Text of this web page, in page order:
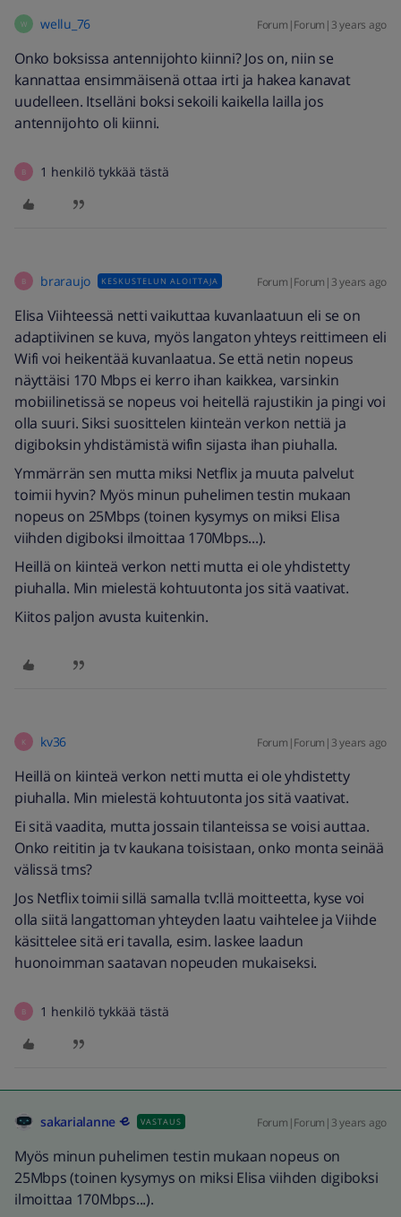
W wellu_76 Forum|Forum|3 years ago
Onko boksissa antennijohto kiinni? Jos on, niin se
kannattaa ensimmäisenä ottaa irti ja hakea kanavat
uudelleen. Itselläni boksi sekoili kaikella lailla jos
antennijohto oli kiinni.
B 1 henkilö tykkää tästä
B braraujo KESKUSTELUN ALOITTAJA Forum|Forum|3 years ago
Elisa Viihteessä netti vaikuttaa kuvanlaatuun eli se on
adaptiivinen se kuva, myös langaton yhteys reittimeen eli
Wifi voi heikentää kuvanlaatua. Se että netin nopeus
näyttäisi 170 Mbps ei kerro ihan kaikkea, varsinkin
mobiilinetissä se nopeus voi heitellä rajustikin ja pingi voi
olla suuri. Siksi suosittelen kiinteän verkon nettiä ja
digiboksin yhdistämistä wifin sijasta ihan piuhalla.
Ymmärrän sen mutta miksi Netflix ja muuta palvelut
toimii hyvin? Myös minun puhelimen testin mukaan
nopeus on 25Mbps (toinen kysymys on miksi Elisa
viihden digiboksi ilmoittaa 170Mbps...).
Heillä on kiinteä verkon netti mutta ei ole yhdistetty
piuhalla. Min mielestä kohtuutonta jos sitä vaativat.
Kiitos paljon avusta kuitenkin.
K kv36 Forum|Forum|3 years ago
Heillä on kiinteä verkon netti mutta ei ole yhdistetty
piuhalla. Min mielestä kohtuutonta jos sitä vaativat.
Ei sitä vaadita, mutta jossain tilanteissa se voisi auttaa.
Onko reititin ja tv kaukana toisistaan, onko monta seinää
välissä tms?
Jos Netflix toimii sillä samalla tv:llä moitteetta, kyse voi
olla siitä langattoman yhteyden laatu vaihtelee ja Viihde
käsittelee sitä eri tavalla, esim. laskee laadun
huonoimman saatavan nopeuden mukaiseksi.
B 1 henkilö tykkää tästä
sakarialanne VASTAUS Forum|Forum|3 years ago
Myös minun puhelimen testin mukaan nopeus on
25Mbps (toinen kysymys on miksi Elisa viihden digiboksi
ilmoittaa 170Mbps...).